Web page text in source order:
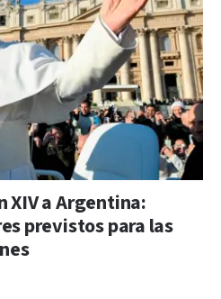
XIV a Argentina:
previstos para las